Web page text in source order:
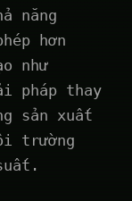
năng
hơn
như
pháp thay
sản xuất
trường